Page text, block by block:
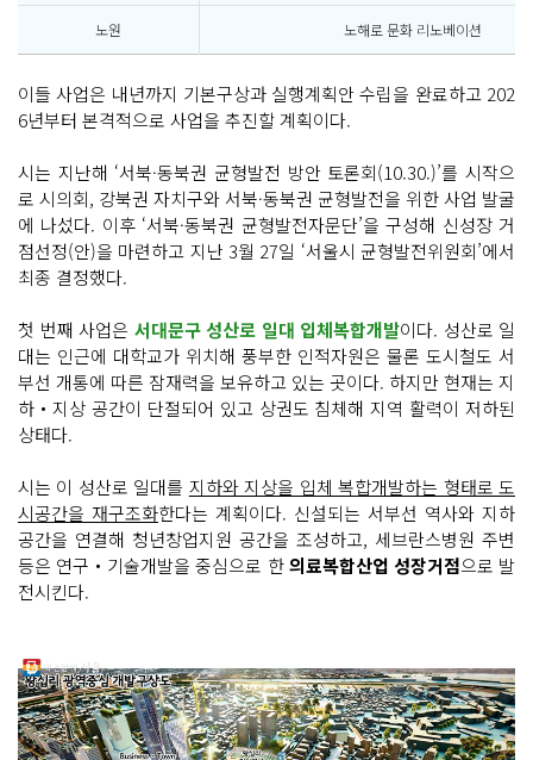
노원 노해로 문화 리노베이션
이들 사업은 내년까지 기본구상과 실행계획안 수립을 완료하고 202
6년부터 본격적으로 사업을 추진할 계획이다.
시는 지난해 ‘서북·동북권 균형발전 방안 토론회(10.30.)’를 시작으
로 시의회, 강북권 자치구와 서북·동북권 균형발전을 위한 사업 발굴
에 나섰다. 이후 ‘서북·동북권 균형발전자문단’을 구성해 신성장 거
점선정(안)을 마련하고 지난 3월 27일 ‘서울시 균형발전위원회’에서
최종 결정했다.
첫 번째 사업은 서대문구 성산로 일대 입체복합개발이다. 성산로 일
대는 인근에 대학교가 위치해 풍부한 인적자원은 물론 도시철도 서
부선 개통에 따른 잠재력을 보유하고 있는 곳이다. 하지만 현재는 지
하‧지상 공간이 단절되어 있고 상권도 침체해 지역 활력이 저하된
상태다.
시는 이 성산로 일대를 지하와 지상을 입체 복합개발하는 형태로 도
시공간을 재구조화한다는 계획이다. 신설되는 서부선 역사와 지하
공간을 연결해 청년창업지원 공간을 조성하고, 세브란스병원 주변
등은 연구‧기술개발을 중심으로 한의료복합산업 성장거점으로 발
전시킨다.